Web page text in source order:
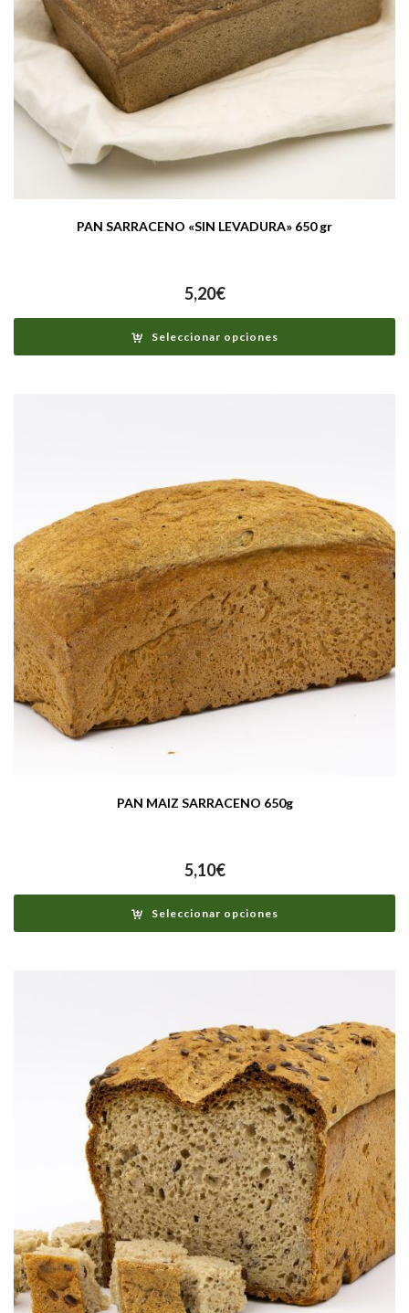
PAN SARRACENO «SIN LEVADURA» 650 gr
5,20€
Seleccionar opciones
PAN MAIZ SARRACENO 650g
5,10€
Seleccionar opciones